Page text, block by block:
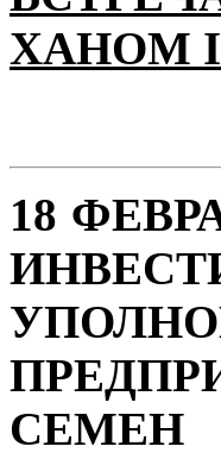
ХАНОМ
18
СЕМЕН